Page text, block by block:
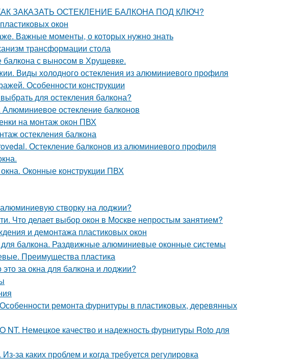
КАК ЗАКАЗАТЬ ОСТЕКЛЕНИЕ БАЛКОНА ПОД КЛЮЧ?
окон
Важные моменты, о которых нужно знать
трансформации стола
с выносом в Хрущевке.
Виды холодного остекления из алюминиевого профиля
Особенности конструкции
для остекления балкона?
остекление балконов
на монтаж окон ПВХ
остекления балкона
Остекление балконов из алюминиевого профиля
Оконные конструкции ПВХ
створку на лоджии?
Что делает выбор окон в Москве непростым занятием?
и демонтажа пластиковых окон
балкона. Раздвижные алюминиевые оконные системы
Преимущества пластика
за окна для балкона и лоджии?
ремонта фурнитуры в пластиковых, деревянных
NT. Немецкое качество и надежность фурнитуры Roto для
за каких проблем и когда требуется регулировка